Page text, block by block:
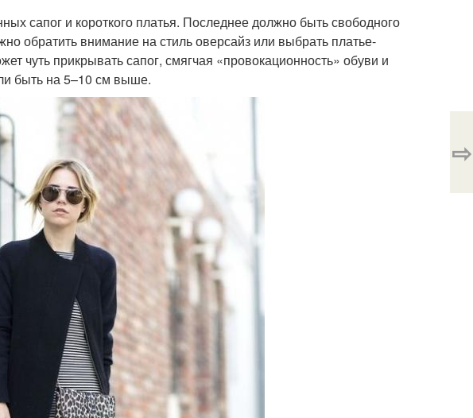
сапог и короткого платья. Последнее должно быть свободного
обратить внимание на стиль оверсайз или выбрать платье-
чуть прикрывать сапог, смягчая «провокационность» обуви и
быть на 5–10 см выше.
⇨